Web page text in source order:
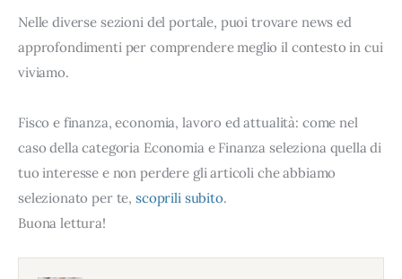
Nelle diverse sezioni del portale, puoi trovare news ed
approfondimenti per comprendere meglio il contesto in cui
viviamo.
Fisco e finanza, economia, lavoro ed attualità: come nel
caso della categoria Economia e Finanza seleziona quella di
tuo interesse e non perdere gli articoli che abbiamo
selezionato per te, scoprili subito.
Buona lettura!